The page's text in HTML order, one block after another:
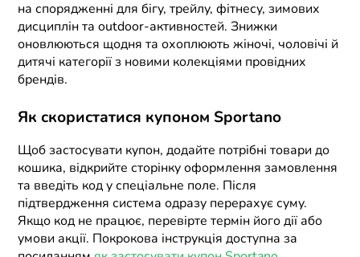
на спорядженні для бігу, трейлу, фітнесу, зимових
дисциплін та outdoor-активностей. Знижки
оновлюються щодня та охоплюють жіночі, чоловічі й
дитячі категорії з новими колекціями провідних
брендів.
Як скористатися купоном Sportano
Щоб застосувати купон, додайте потрібні товари до
кошика, відкрийте сторінку оформлення замовлення
та введіть код у спеціальне поле. Після
підтвердження система одразу перерахує суму.
Якщо код не працює, перевірте термін його дії або
умови акції. Покрокова інструкція доступна за